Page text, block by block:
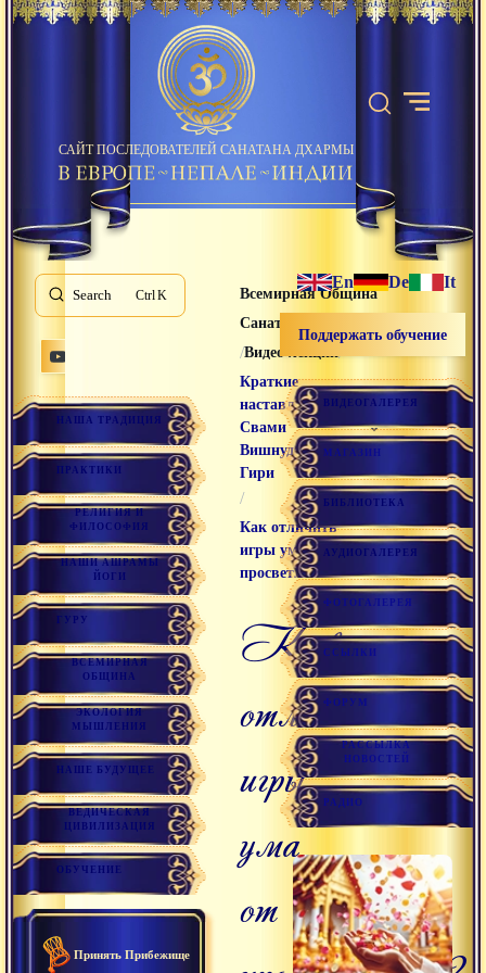
САЙТ ПОСЛЕДОВАТЕЛЕЙ САНАТАНА ДХАРМЫ
Search K
НАША ТРАДИЦИЯ
ПРАКТИКИ
РЕЛИГИЯ И
ФИЛОСОФИЯ
НАШИ АШРАМЫ
ЙОГИ
ГУРУ
ВСЕМИРНАЯ
ОБЩИНА
ЭКОЛОГИЯ
МЫШЛЕНИЯ
НАШЕ БУДУЩЕЕ
ВЕДИЧЕСКАЯ
ЦИВИЛИЗАЦИЯ
ОБУЧЕНИЕ
Принять Прибежище
Всемирная Община
Санатана Дхармы
/Видео лекции/
Краткие
наставления
Свами
Вишнудевананда
Гири
/
Как отличить
игры ума от
просветления?
Как
отличить
игры
ума
от
En De It
Поддержать обучение
ВИДЕОГАЛЕРЕЯ
МАГАЗИН
БИБЛИОТЕКА
АУДИОГАЛЕРЕЯ
ФОТОГАЛЕРЕЯ
ССЫЛКИ
ФОРУМ
РАССЫЛКА
НОВОСТЕЙ
РАДИО